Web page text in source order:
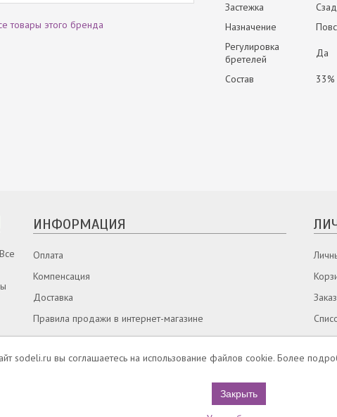
товары этого бренда
Застежка
Назначение
Регулировка
бретелей
Да
Состав
ИНФОРМАЦИЯ
Оплата
Компенсация
Доставка
Правила продажи в интернет-магазине
О нас
Карта сайта
Вы
sodeli.ru вы соглашаетесь на использование файлов cookie. Более
Закрыть